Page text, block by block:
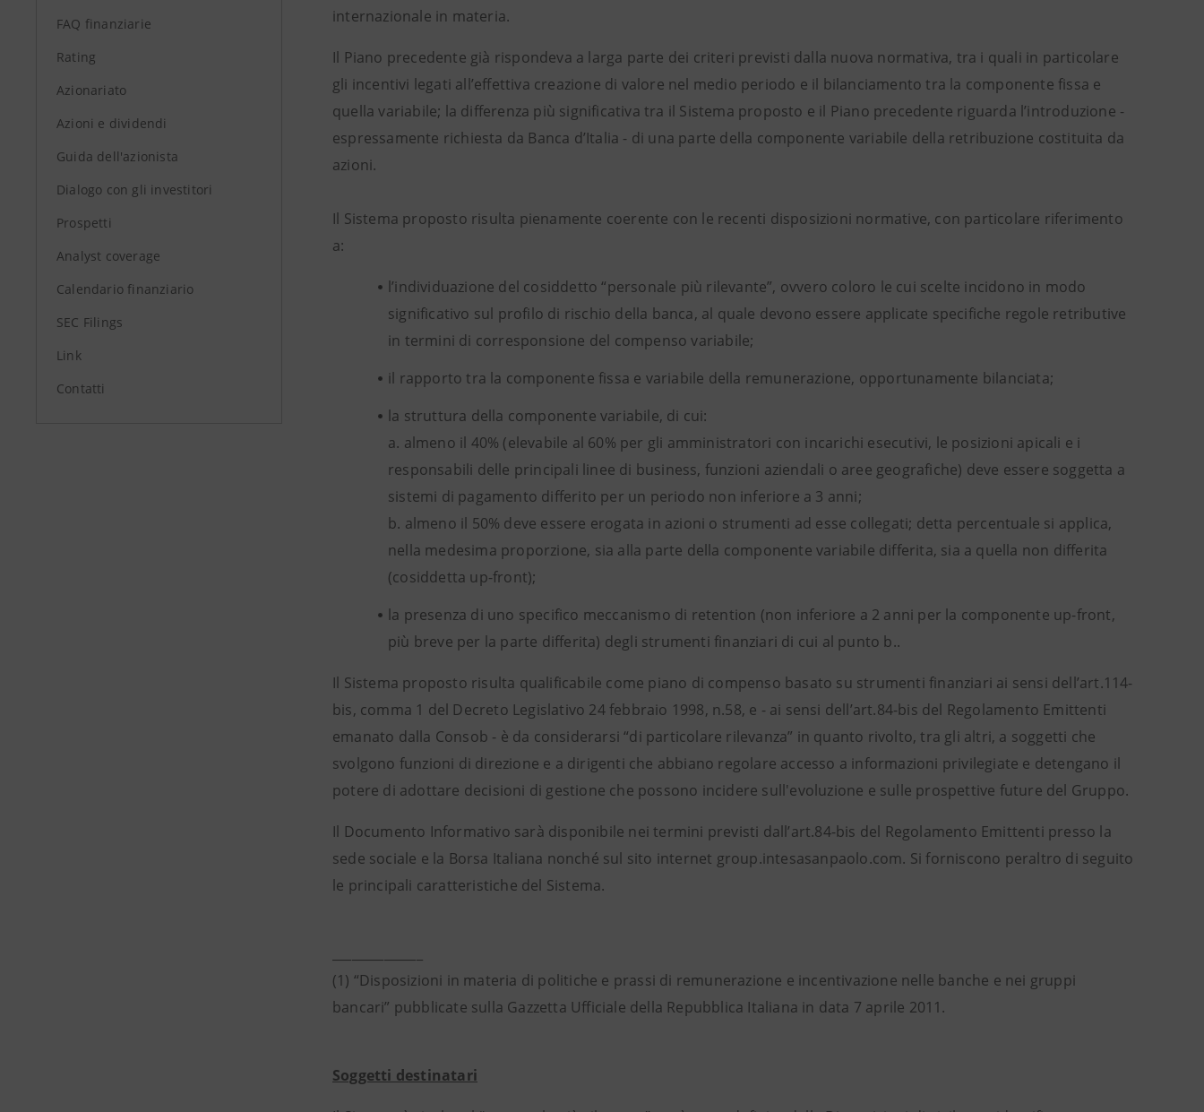
FAQ finanziarie
Rating
Azionariato
Azioni e dividendi
Guida dell'azionista
Dialogo con gli investitori
Prospetti
Analyst coverage
Calendario finanziario
SEC Filings
Link
Contatti
internazionale in materia.
Il Piano precedente già rispondeva a larga parte dei criteri previsti dalla nuova normativa, tra i quali in particolare
gli incentivi legati all’effettiva creazione di valore nel medio periodo e il bilanciamento tra la componente fissa e
quella variabile; la differenza più significativa tra il Sistema proposto e il Piano precedente riguarda l’introduzione -
espressamente richiesta da Banca d’Italia - di una parte della componente variabile della retribuzione costituita da
azioni.
Il Sistema proposto risulta pienamente coerente con le recenti disposizioni normative, con particolare riferimento
a:
l’individuazione del cosiddetto “personale più rilevante”, ovvero coloro le cui scelte incidono in modo
significativo sul profilo di rischio della banca, al quale devono essere applicate specifiche regole retributive
in termini di corresponsione del compenso variabile;
il rapporto tra la componente fissa e variabile della remunerazione, opportunamente bilanciata;
la struttura della componente variabile, di cui:
a. almeno il 40% (elevabile al 60% per gli amministratori con incarichi esecutivi, le posizioni apicali e i
responsabili delle principali linee di business, funzioni aziendali o aree geografiche) deve essere soggetta a
sistemi di pagamento differito per un periodo non inferiore a 3 anni;
b. almeno il 50% deve essere erogata in azioni o strumenti ad esse collegati; detta percentuale si applica,
nella medesima proporzione, sia alla parte della componente variabile differita, sia a quella non differita
(cosiddetta up-front);
la presenza di uno specifico meccanismo di retention (non inferiore a 2 anni per la componente up-front,
più breve per la parte differita) degli strumenti finanziari di cui al punto b..
Il Sistema proposto risulta qualificabile come piano di compenso basato su strumenti finanziari ai sensi dell’art.114-
bis, comma 1 del Decreto Legislativo 24 febbraio 1998, n.58, e - ai sensi dell’art.84-bis del Regolamento Emittenti
emanato dalla Consob - è da considerarsi “di particolare rilevanza” in quanto rivolto, tra gli altri, a soggetti che
svolgono funzioni di direzione e a dirigenti che abbiano regolare accesso a informazioni privilegiate e detengano il
potere di adottare decisioni di gestione che possono incidere sull'evoluzione e sulle prospettive future del Gruppo.
Il Documento Informativo sarà disponibile nei termini previsti dall’art.84-bis del Regolamento Emittenti presso la
sede sociale e la Borsa Italiana nonché sul sito internet group.intesasanpaolo.com. Si forniscono peraltro di seguito
le principali caratteristiche del Sistema.
(1) “Disposizioni in materia di politiche e prassi di remunerazione e incentivazione nelle banche e nei gruppi
bancari” pubblicate sulla Gazzetta Ufficiale della Repubblica Italiana in data 7 aprile 2011.
Soggetti destinatari